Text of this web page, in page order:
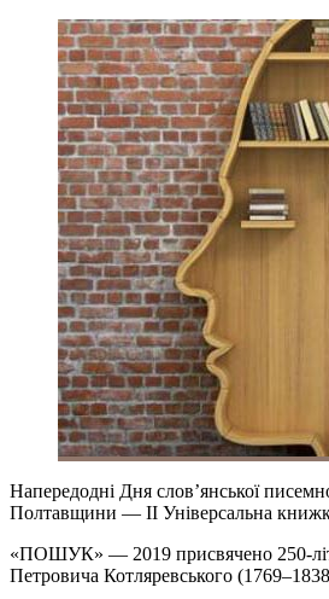
Напередодні Дня слов’янської
Полтавщини — ІІ Універсальна
«ПОШУК» — 2019 присвячено 250-
Петровича Котляревського